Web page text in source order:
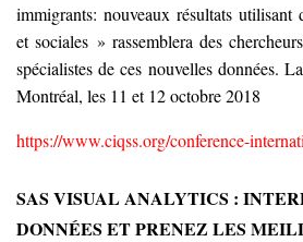
immigrants: nouveaux résultats utilisant
et sociales » rassemblera des
spécialistes de ces nouvelles données.
Montréal, les 11 et 12 octobre 2018
https://www.ciqss.org/conference-
SAS VISUAL ANALYTICS :
DONNÉES ET PRENEZ LES